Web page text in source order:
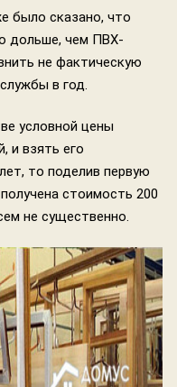
было сказано, что
дольше, чем ПВХ-
не фактическую
в год.
условной цены
и взять его
то поделив первую
стоимость 200
не существенно.